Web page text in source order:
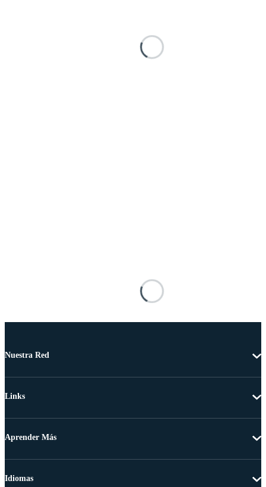
Nuestra Red
Links
Aprender Más
Idiomas